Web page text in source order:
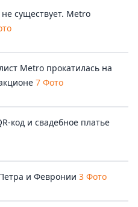
существует. Metro
Metro прокатилась на
7 Фото
код и свадебное платье
и Февронии 3 Фото